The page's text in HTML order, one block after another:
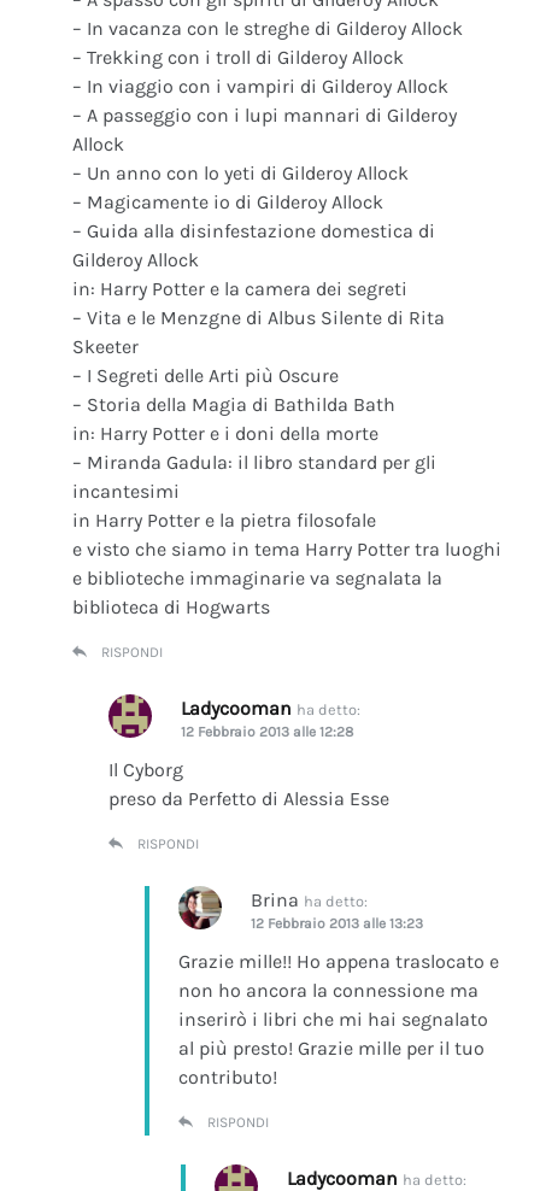
– In vacanza con le streghe di Gilderoy Allock
– Trekking con i troll di Gilderoy Allock
– In viaggio con i vampiri di Gilderoy Allock
– A passeggio con i lupi mannari di Gilderoy
Allock
– Un anno con lo yeti di Gilderoy Allock
– Magicamente io di Gilderoy Allock
– Guida alla disinfestazione domestica di
Gilderoy Allock
in: Harry Potter e la camera dei segreti
– Vita e le Menzgne di Albus Silente di Rita
Skeeter
– I Segreti delle Arti più Oscure
– Storia della Magia di Bathilda Bath
in: Harry Potter e i doni della morte
– Miranda Gadula: il libro standard per gli
incantesimi
in Harry Potter e la pietra filosofale
e visto che siamo in tema Harry Potter tra luoghi
e biblioteche immaginarie va segnalata la
biblioteca di Hogwarts
RISPONDI
Ladycooman ha detto:
12 Febbraio 2013 alle 12:28
Il Cyborg
preso da Perfetto di Alessia Esse
RISPONDI
Brina ha detto:
12 Febbraio 2013 alle 13:23
Grazie mille!! Ho appena traslocato e
non ho ancora la connessione ma
inserirò i libri che mi hai segnalato
al più presto! Grazie mille per il tuo
contributo!
RISPONDI
Ladycooman ha detto: